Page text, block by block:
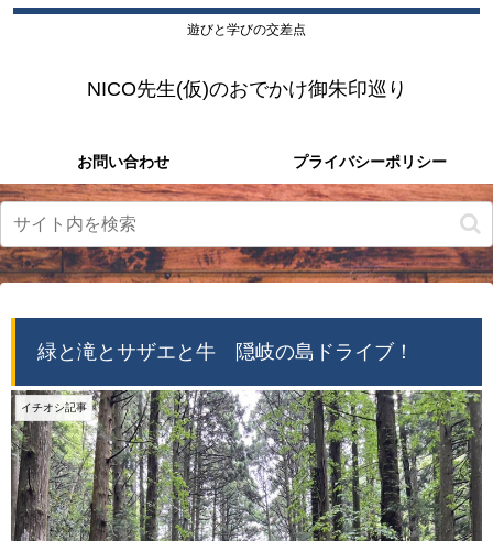
遊びと学びの交差点
NICO先生(仮)のおでかけ御朱印巡り
お問い合わせ プライバシーポリシー
緑と滝とサザエと牛 隠岐の島ドライブ！
イチオシ記事